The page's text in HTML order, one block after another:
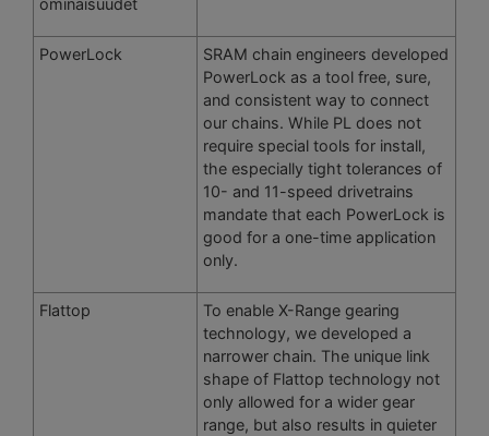
ominaisuudet
PowerLock
SRAM chain engineers developed
PowerLock as a tool free, sure,
and consistent way to connect
our chains. While PL does not
require special tools for install,
the especially tight tolerances of
10- and 11-speed drivetrains
mandate that each PowerLock is
good for a one-time application
only.
Flattop
To enable X-Range gearing
technology, we developed a
narrower chain. The unique link
shape of Flattop technology not
only allowed for a wider gear
range, but also results in quieter